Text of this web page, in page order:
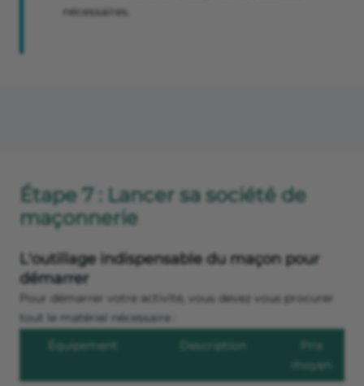
nécessaires.
Étape 7 : Lancer sa société de
maçonnerie
L'outillage indispensable du maçon pour
démarrer
Pour démarrer votre activité, vous devez vous procurer
tout le matériel nécessaire :
Équipement
Description
Prix
moyen